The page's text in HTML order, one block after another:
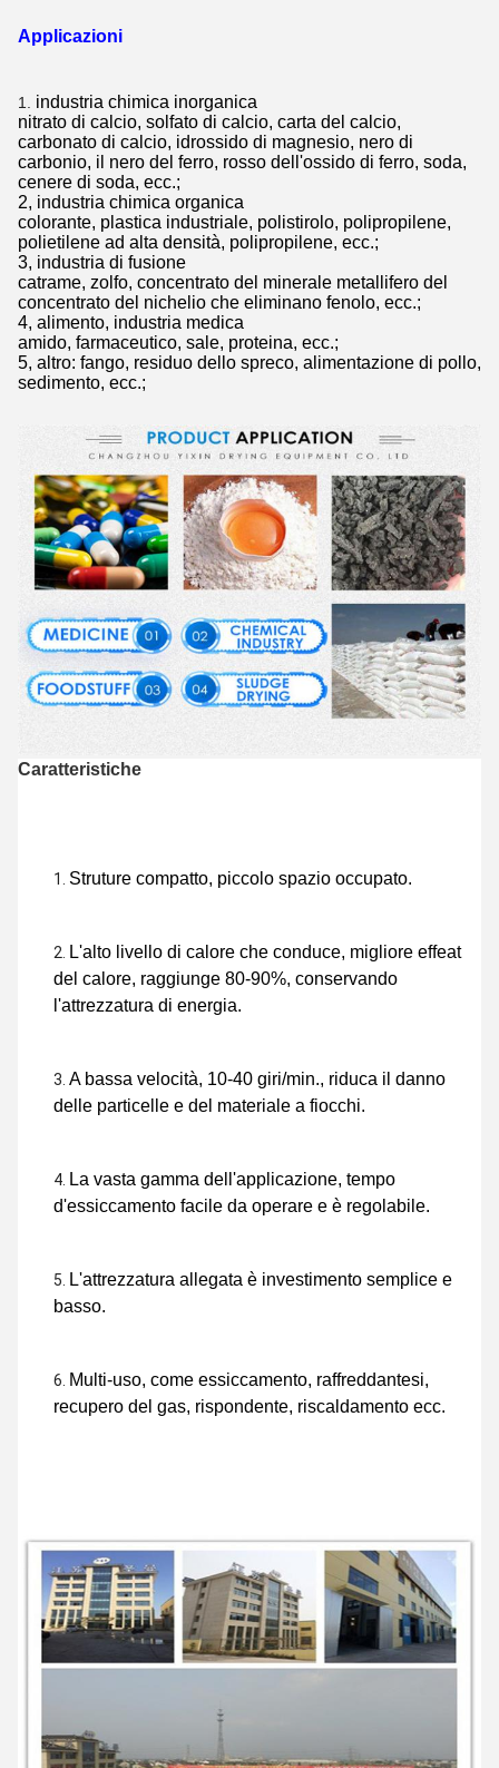
Applicazioni
1. industria chimica inorganica
nitrato di calcio, solfato di calcio, carta del calcio,
carbonato di calcio, idrossido di magnesio, nero di
carbonio, il nero del ferro, rosso dell'ossido di ferro, soda,
cenere di soda, ecc.;
2, industria chimica organica
colorante, plastica industriale, polistirolo, polipropilene,
polietilene ad alta densità, polipropilene, ecc.;
3, industria di fusione
catrame, zolfo, concentrato del minerale metallifero del
concentrato del nichelio che eliminano fenolo, ecc.;
4, alimento, industria medica
amido, farmaceutico, sale, proteina, ecc.;
5, altro: fango, residuo dello spreco, alimentazione di pollo,
sedimento, ecc.;
Caratteristiche
Struture compatto, piccolo spazio occupato.
L'alto livello di calore che conduce, migliore effeat
del calore, raggiunge 80-90%, conservando
l'attrezzatura di energia.
A bassa velocità, 10-40 giri/min., riduca il danno
delle particelle e del materiale a fiocchi.
La vasta gamma dell'applicazione, tempo
d'essiccamento facile da operare e è regolabile.
L'attrezzatura allegata è investimento semplice e
basso.
Multi-uso, come essiccamento, raffreddantesi,
recupero del gas, rispondente, riscaldamento ecc.